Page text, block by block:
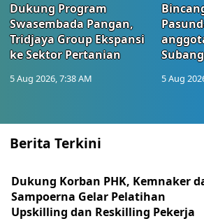
Dukung Program
Swasembada Pangan,
Tridjaya Group Ekspansi
ke Sektor Pertanian
5 Aug 2026, 7:38 AM 5 Aug
Berita Terkini
Dukung Korban PHK, Kemnaker
Sampoerna Gelar Pelatihan
Upskilling dan Reskilling Pekerja